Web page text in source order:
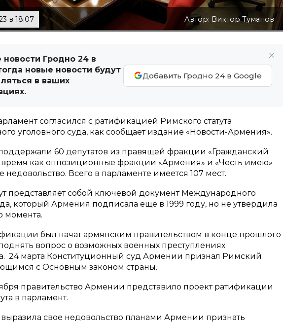
в 18:07 Автор: Виктор Туманов
новости Гродно 24 в
новые новости будут
в ваших
Добавить Гродно 24 в Google
согласился с ратификацией Римского статута
уголовного суда, как сообщает издание «Новости-Армения».
60 депутатов из правящей фракции «Гражданский
время как оппозиционные фракции «Армения» и «Честь имею»
недовольство. Всего в парламенте имеется 107 мест.
представляет собой ключевой документ Международного
который Армения подписала ещё в 1999 году, но не утвердила
момента.
был начат армянским правительством в конце прошлого
вопрос о возможных военных преступлениях
24 марта Конституционный суд Армении признал Римский
с Основным законом страны.
правительство Армении представило проект ратификации
в парламент.
свое недовольство планами Армении признать